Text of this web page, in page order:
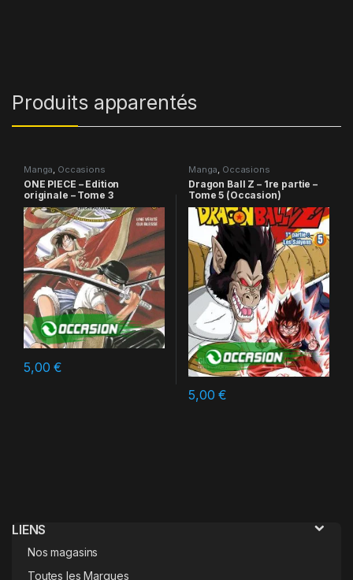
Produits apparentés
Manga, Occasions
ONE PIECE – Edition
originale – Tome 3
5,00€
Manga, Occasions
Dragon Ball Z – 1re partie –
Tome 5 (Occasion)
5,00€
LIENS
Nos magasins
Toutes les Marques